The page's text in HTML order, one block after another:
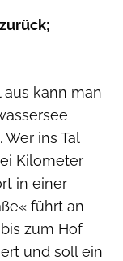
aus kann man
ins Tal
Kilometer
in einer
führt an
zum Hof
und soll ein